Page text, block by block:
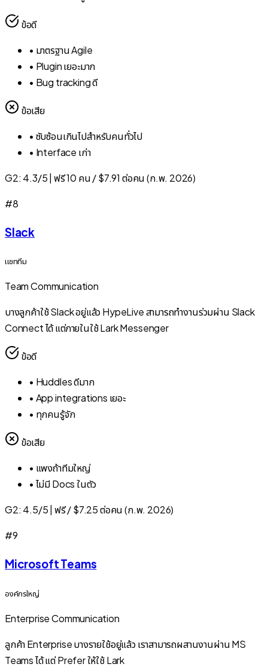
ข้อดี
• มาตรฐาน Agile
• Plugin เยอะมาก
• Bug tracking ดี
ข้อเสีย
• ซับซ้อนเกินไปสำหรับคนทั่วไป
• Interface เก่า
G2: 4.3/5 ฟรี 10 คน / $7.91 ต่อคน (ก.พ. 2026)
#8
Slack
แชททีม
Team Communication
บางลูกค้าใช้ Slack อยู่แล้ว HypeLive สามารถทำงานร่วมผ่าน Slack
Connect ได้ แต่ภายในใช้ Lark Messenger
ข้อดี
• Huddles ดีมาก
• App integrations เยอะ
• ทุกคนรู้จัก
ข้อเสีย
• แพงถ้าทีมใหญ่
• ไม่มี Docs ในตัว
G2: 4.5/5 ฟรี / $7.25 ต่อคน (ก.พ. 2026)
#9
Microsoft Teams
องค์กรใหญ่
Enterprise Communication
ลูกค้า Enterprise บางรายใช้อยู่แล้ว เราสามารถผสานงานผ่าน MS
Teams ได้ แต่ Prefer ให้ใช้ Lark